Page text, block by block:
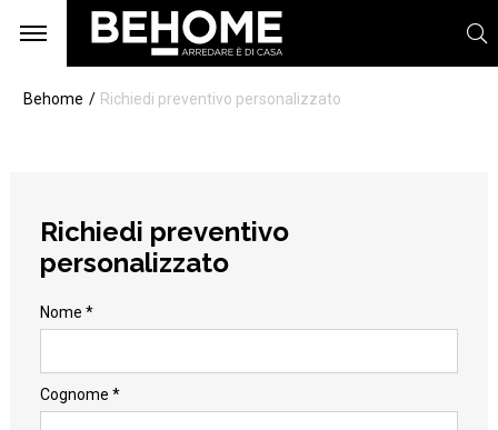
Behome Richiedi preventivo personalizzato
Richiedi preventivo
personalizzato
Nome *
Cognome *